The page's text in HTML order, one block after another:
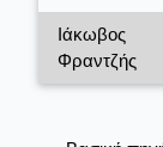
Ιάκωβος
Φραντζής